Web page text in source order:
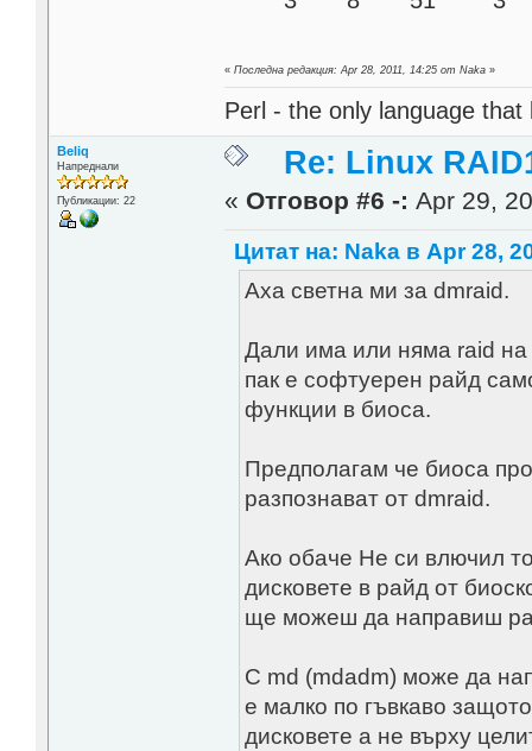
«Последна редакция: Apr 28, 2011, 14:25 от Naka »
Perl - the only language
Beliq
Напреднали
Публикации: 22
Re: Linux
« Отговор #6 -: Apr 29,
Цитат на: Naka в Apr 28,
Аха светна ми за dmraid.
Дали има или няма raid на
пак е софтуерен райд
функции в биоса.
Предполагам че биоса
разпознават от dmraid.
Ако обаче Не си влючил
дисковете в райд от
ще можеш да направиш
С md (mdadm) може да
е малко по гъвкаво
дисковете а не върху